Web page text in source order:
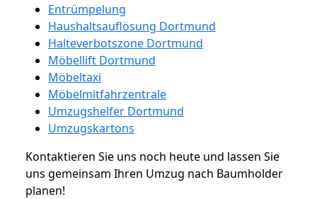
Entrümpelung
Haushaltsauflösung Dortmund
Halteverbotszone Dortmund
Möbellift Dortmund
Möbeltaxi
Möbelmitfahrzentrale
Umzugshelfer Dortmund
Umzugskartons
Kontaktieren Sie uns noch heute und lassen Sie
uns gemeinsam Ihren Umzug nach Baumholder
planen!